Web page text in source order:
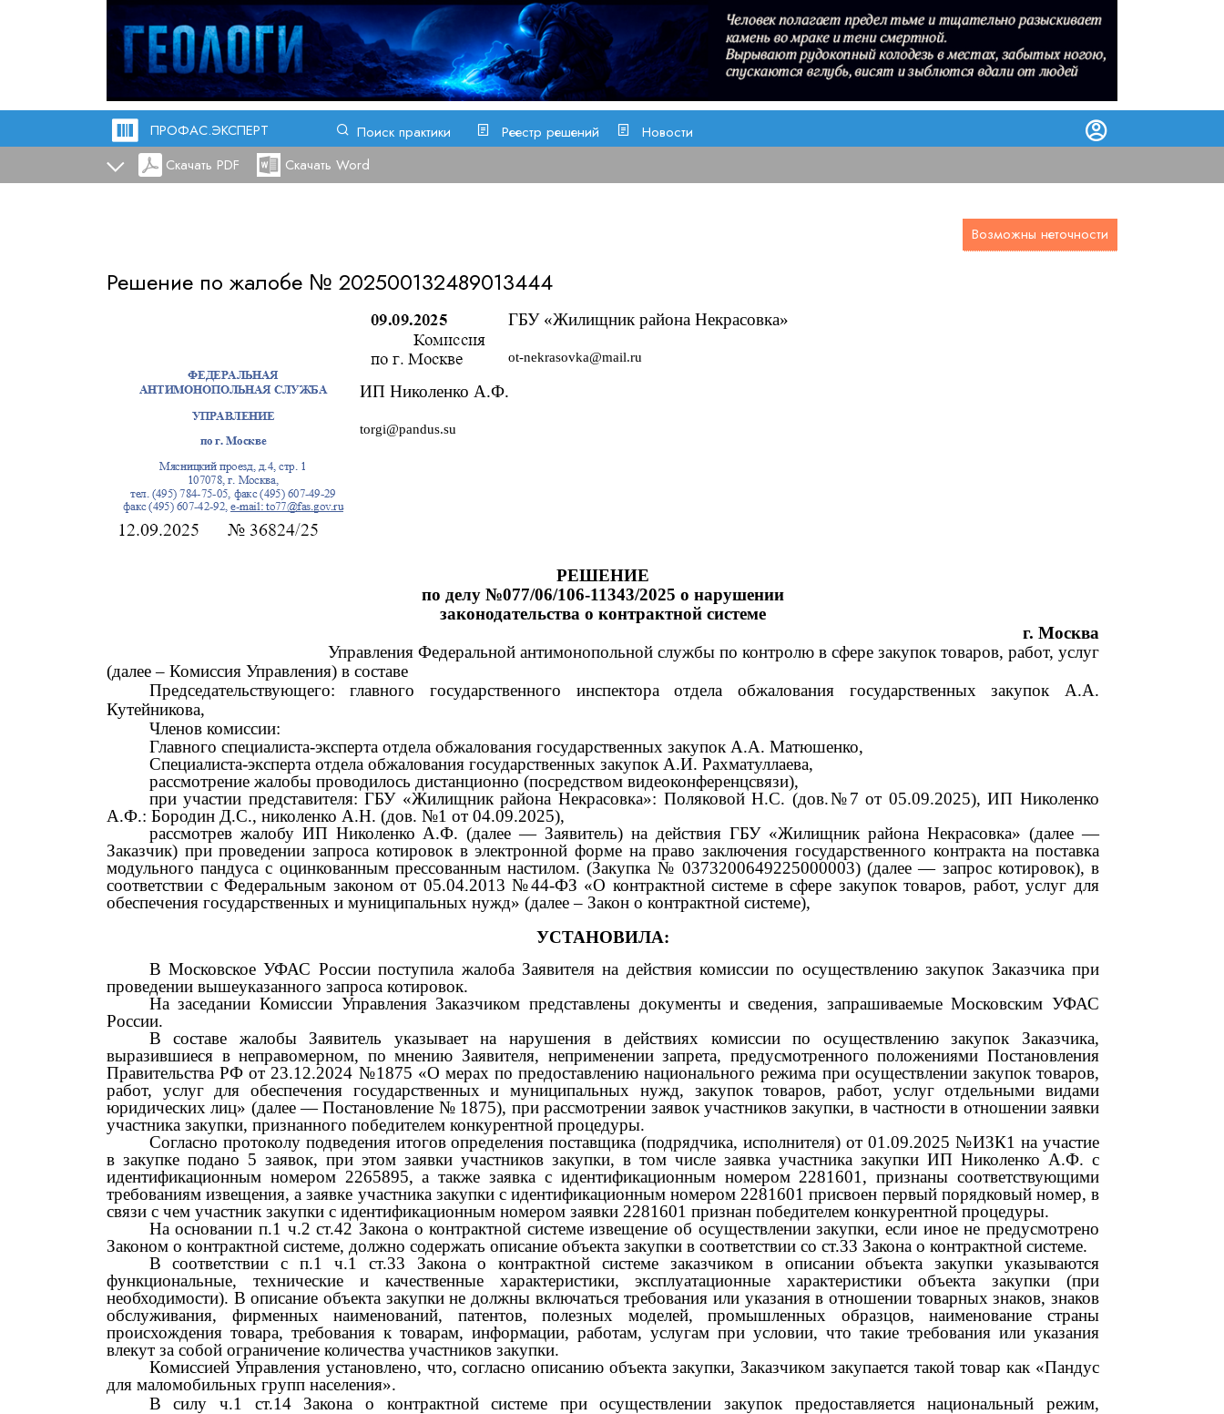
ПРОФАС.ЭКСПЕРТ Поиск практики Реестр решений
Новости
Скачать PDF
Скачать Word
Возможны неточности
Решение по жалобе № 202500132489013444
ГБУ «Жилищник района Некрасовка»
ot-nekrasovka@mail.ru
ИП Николенко А.Ф.
torgi@pandus.su
РЕШЕНИЕ
по делу №077/06/106-11343/2025 о нарушении
законодательства о контрактной системе
г. Москва
Управления Федеральной антимонопольной службы по контролю в сфере закупок товаров, работ, услуг
(далее– Комиссия Управления) в составе
Председательствующего: главного государственного инспектора отдела обжалования государственных закупок А.А.
Кутейникова,
Членов комиссии:
Главного специалиста-эксперта отдела обжалования государственных закупок А.А. Матюшенко,
Специалиста-эксперта отдела обжалования государственных закупок А.И. Рахматуллаева,
рассмотрение жалобы проводилось дистанционно (посредством видеоконференцсвязи),
при участии представителя: ГБУ «Жилищник района Некрасовка»: Поляковой Н.С. (дов.№7 от 05.09.2025),ИП Николенко
А.Ф.: Бородин Д.С., николенко А.Н. (дов. №1 от 04.09.2025),
рассмотрев жалобу ИП Николенко А.Ф. (далее— Заявитель) на действия ГБУ «Жилищник района Некрасовка» (далее—
Заказчик) при проведении запроса котировок в электронной форме на право заключения государственного контракта на поставка
модульногопaндуcас оцинкованным прессованным настилом. (Закупка № 0373200649225000003)(далее— запрос котировок), в
соответствии с Федеральным законом от 05.04.2013№44-ФЗ «О контрактной системе в сфере закупок товаров, работ, услуг для
обеспечения государственных и муниципальных нужд» (далее– Закон о контрактной системе),
УСТАНОВИЛА:
В Московское УФАС России поступила жалоба Заявителя на действия комиссии по осуществлению закупок Заказчика при
проведении вышеуказанного запроса котировок.
На заседании Комиссии Управления Заказчиком представлены документы и сведения, запрашиваемые Московским УФАС
России.
В составе жалобы Заявитель указывает на нарушения в действиях комиссии по осуществлению закупок Заказчика,
выразившиеся в неправомерном, по мнению Заявителя, неприменении запрета, предусмотренного положениями Постановления
Правительства РФ от 23.12.2024 №1875 «О мерах по предоставлению национального режима при осуществлении закупок товаров,
работ, услуг для обеспечения государственных и муниципальных нужд, закупок товаров, работ, услуг отдельными видами
юридических лиц» (далее—Постановление № 1875), при рассмотрении заявок участников закупки, в частности в отношении заявки
участника закупки, признанного победителем конкурентной процедуры.
Согласно протоколу подведения итогов определения поставщика (подрядчика, исполнителя) от01.09.2025№ИЗК1 на участие
в закупке подано 5 заявок, при этом заявки участников закупки, в том числе заявка участника закупки ИП Николенко А.Ф. с
идентификационным номером 2265895,а также заявка с идентификационным номером 2281601,признаны соответствующими
требованиям извещения, а заявке участника закупки с идентификационным номером 2281601присвоен первый порядковый номер, в
связи с чем участник закупки с идентификационным номером заявки 2281601 признан победителем конкурентной процедуры.
На основании п.1 ч.2 ст.42 Закона о контрактной системе извещение об осуществлении закупки, если иное не предусмотрено
Законом о контрактной системе, должно содержать описание объекта закупки в соответствии со ст.33 Закона о контрактной системе.
В соответствии с п.1 ч.1 ст.33 Закона о контрактной системе заказчиком в описании объекта закупки указываются
функциональные, технические и качественные характеристики, эксплуатационные характеристики объекта закупки (при
необходимости). В описание объекта закупки не должны включаться требования или указания в отношении товарных знаков, знаков
обслуживания, фирменных наименований, патентов, полезных моделей, промышленных образцов, наименование страны
происхождения товара, требования к товарам, информации, работам, услугам при условии, что такие требования или указания
влекут за собой ограничение количества участников закупки.
Комиссией Управления установлено, что, согласно описанию объекта закупки, Заказчиком закупается такой товар как «Пандус
для маломобильных групп населения».
В силу ч.1 ст.14 Закона о контрактной системе при осуществлении закупок предоставляется национальный режим,